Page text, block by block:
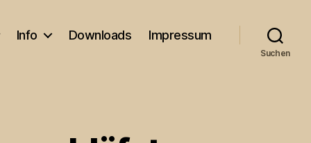
Info Downloads Impressum
Suchen